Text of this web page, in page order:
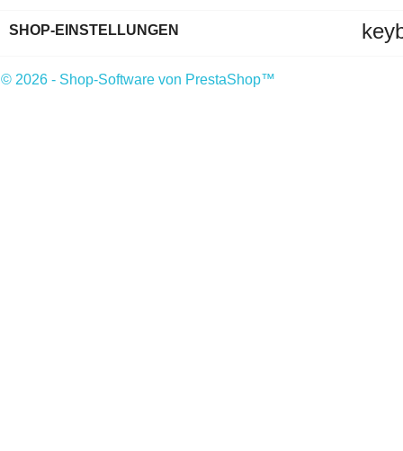
SHOP-EINSTELLUNGEN
© 2026 - Shop-Software von PrestaShop™